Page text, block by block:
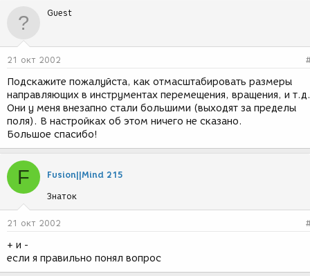
р
м
д
н
и
я
Guest
21 окт 2002
Подскажите пожалуйста, как отмасштабировать размеры
направляющих в инструментах перемещения, вращения, и т.д.
Они у меня внезапно стали большими (выходят за пределы
поля). В настройках об этом ничего не сказано.
Большое спасибо!
F Fusion||Mind 215
Знаток
21 окт 2002
+ и -
если я правильно понял вопрос